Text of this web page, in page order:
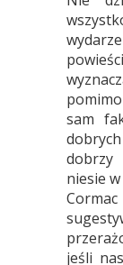
sam
niesie
jeśli